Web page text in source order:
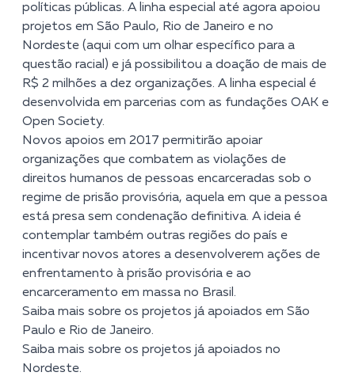
políticas públicas. A linha especial até agora apoiou
projetos em São Paulo, Rio de Janeiro e no
Nordeste (aqui com um olhar específico para a
questão racial) e já possibilitou a doação de mais de
R$ 2 milhões a dez organizações. A linha especial é
desenvolvida em parcerias com as fundações OAK e
Open Society.
Novos apoios em 2017 permitirão apoiar
organizações que combatem as violações de
direitos humanos de pessoas encarceradas sob o
regime de prisão provisória, aquela em que a pessoa
está presa sem condenação definitiva. A ideia é
contemplar também outras regiões do país e
incentivar novos atores a desenvolverem ações de
enfrentamento à prisão provisória e ao
encarceramento em massa no Brasil.
Saiba mais sobre os projetos já apoiados em São
Paulo e Rio de Janeiro.
Saiba mais sobre os projetos já apoiados no
Nordeste.